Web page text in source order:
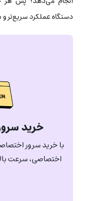
دستگاه عملکرد سریع‌تر
خرید
اختصاصی، سرعت